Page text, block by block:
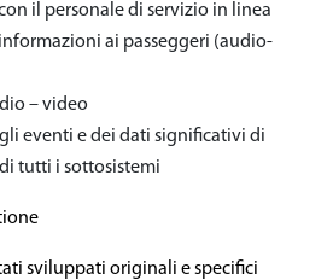
il personale di servizio in linea
ai passeggeri (audio-
– video
eventi e dei dati significativi di
tutti i sottosistemi
sviluppati originali e specifici